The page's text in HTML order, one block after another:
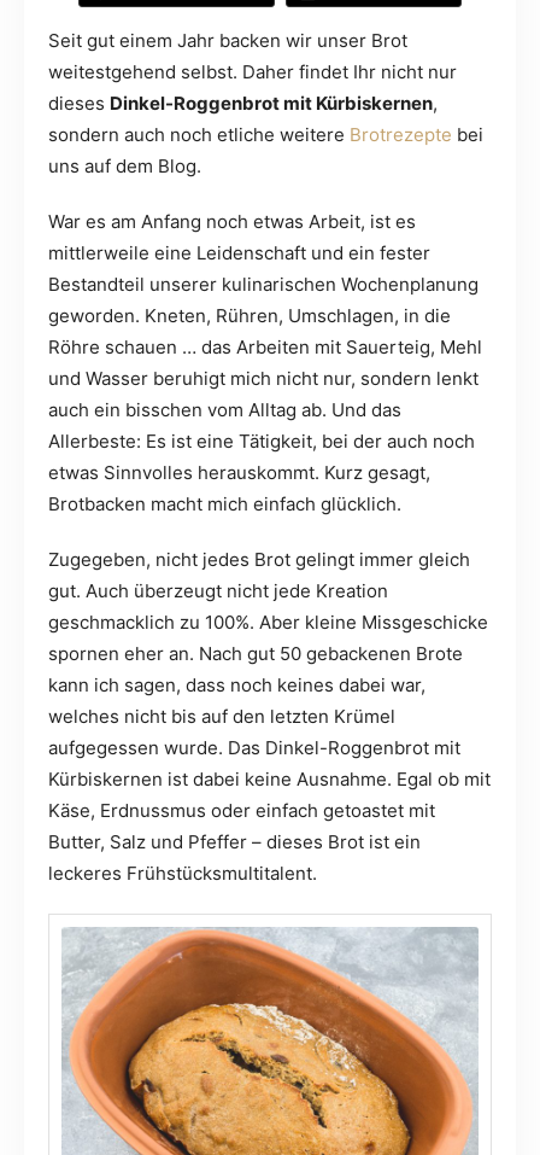
Seit gut einem Jahr backen wir unser Brot
weitestgehend selbst. Daher findet Ihr nicht nur
dieses Dinkel-Roggenbrot mit Kürbiskernen,
sondern auch noch etliche weitere Brotrezepte bei
uns auf dem Blog.
War es am Anfang noch etwas Arbeit, ist es
mittlerweile eine Leidenschaft und ein fester
Bestandteil unserer kulinarischen Wochenplanung
geworden. Kneten, Rühren, Umschlagen, in die
Röhre schauen … das Arbeiten mit Sauerteig, Mehl
und Wasser beruhigt mich nicht nur, sondern lenkt
auch ein bisschen vom Alltag ab. Und das
Allerbeste: Es ist eine Tätigkeit, bei der auch noch
etwas Sinnvolles herauskommt. Kurz gesagt,
Brotbacken macht mich einfach glücklich.
Zugegeben, nicht jedes Brot gelingt immer gleich
gut. Auch überzeugt nicht jede Kreation
geschmacklich zu 100%. Aber kleine Missgeschicke
spornen eher an. Nach gut 50 gebackenen Brote
kann ich sagen, dass noch keines dabei war,
welches nicht bis auf den letzten Krümel
aufgegessen wurde. Das Dinkel-Roggenbrot mit
Kürbiskernen ist dabei keine Ausnahme. Egal ob mit
Käse, Erdnussmus oder einfach getoastet mit
Butter, Salz und Pfeffer – dieses Brot ist ein
leckeres Frühstücksmultitalent.